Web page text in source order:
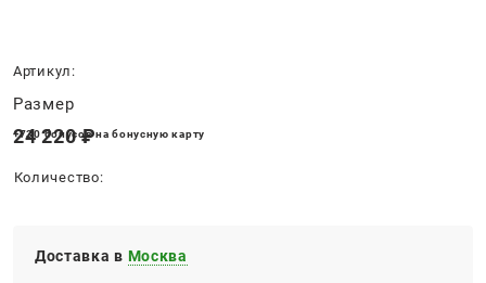
Артикул:
Размер
24 220 ₽
+730 бонусов на бонусную карту
Количество:
Доставка в Москва